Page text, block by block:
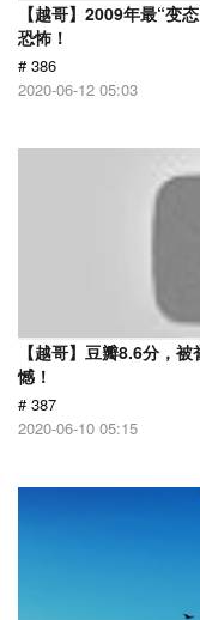
【越哥】2009年最“变
恐怖！
# 386
2020-06-12 05:03
【越哥】豆瓣8.6分，
憾！
# 387
2020-06-10 05:15